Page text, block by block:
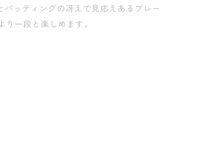
ッティングの冴えで見応えあるプレー
一段と楽しめます。